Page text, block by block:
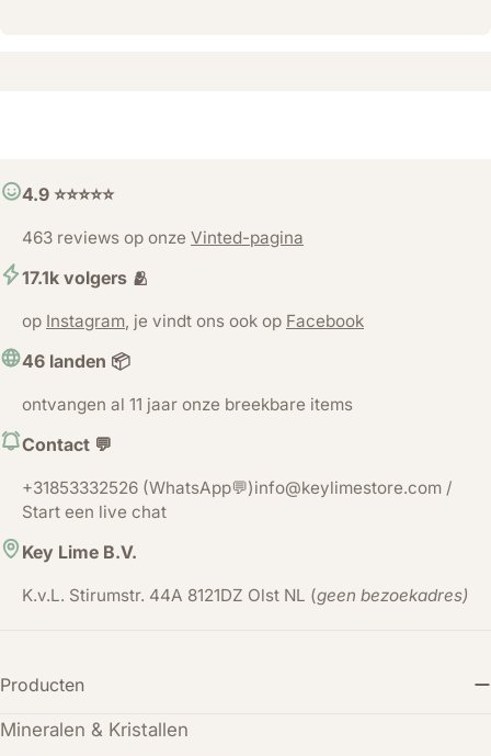
4.9 ⭐️⭐️⭐️⭐️⭐️
463 reviews op onze Vinted-pagina
17.1k volgers 🫂
op Instagram, je vindt ons ook op Facebook
46 landen 📦
ontvangen al 11 jaar onze breekbare items
Contact 💬
+31853332526 (WhatsApp💬)info@keylimestore.com /
Start een live chat
Key Lime B.V.
K.v.L. Stirumstr. 44A 8121DZ Olst NL (geen bezoekadres)
Producten
Mineralen & Kristallen